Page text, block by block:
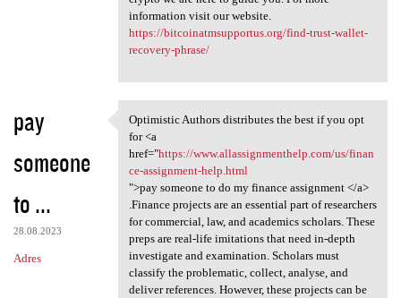
information visit our website.
https://bitcoinatmsupportus.org/find-trust-wallet-
recovery-phrase/
pay
someone
to ...
28.08.2023
Adres
Optimistic Authors
Optimistic Authors distributes the best if you opt
for <a
href="https://www.allassignmenthelp.com/us/finan
ce-assignment-help.html
">pay someone to do my finance assignment </a>
.Finance projects are an essential part of researchers
for commercial, law, and academics scholars. These
preps are real-life imitations that need in-depth
investigate and examination. Scholars must
classify the problematic, collect, analyse, and
deliver references. However, these projects can be